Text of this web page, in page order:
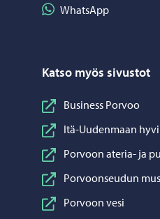
Jaa WhatsApp
WhatsApp
Katso myös sivustot
Business Porvoo
Itä-Uudenmaan
Porvoon ateria- ja
Porvoonseudun
Porvoon vesi